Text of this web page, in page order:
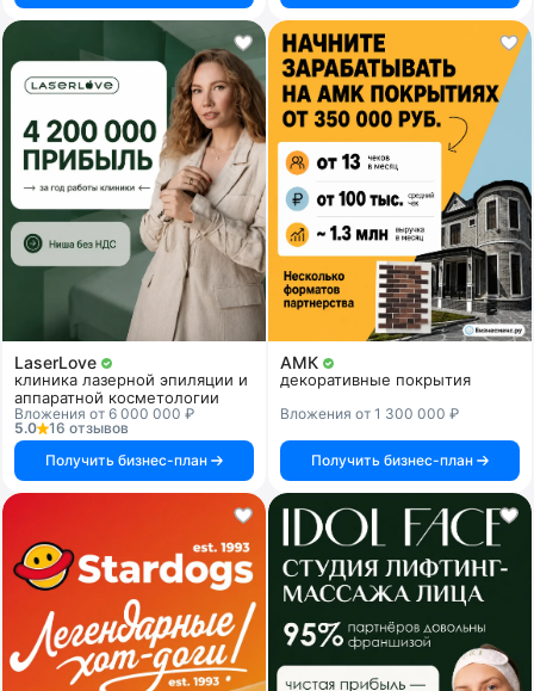
LaserLove
клиника лазерной эпиляции и
аппаратной косметологии
Вложения от 6 000 000 ₽
5.0
16 отзывов
Получить бизнес-план
АМК
декоративные покрытия
Вложения от 1 300 000 ₽
Получить бизнес-план